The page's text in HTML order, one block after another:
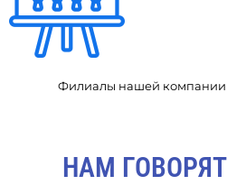
Филиалы нашей компании
НАМ